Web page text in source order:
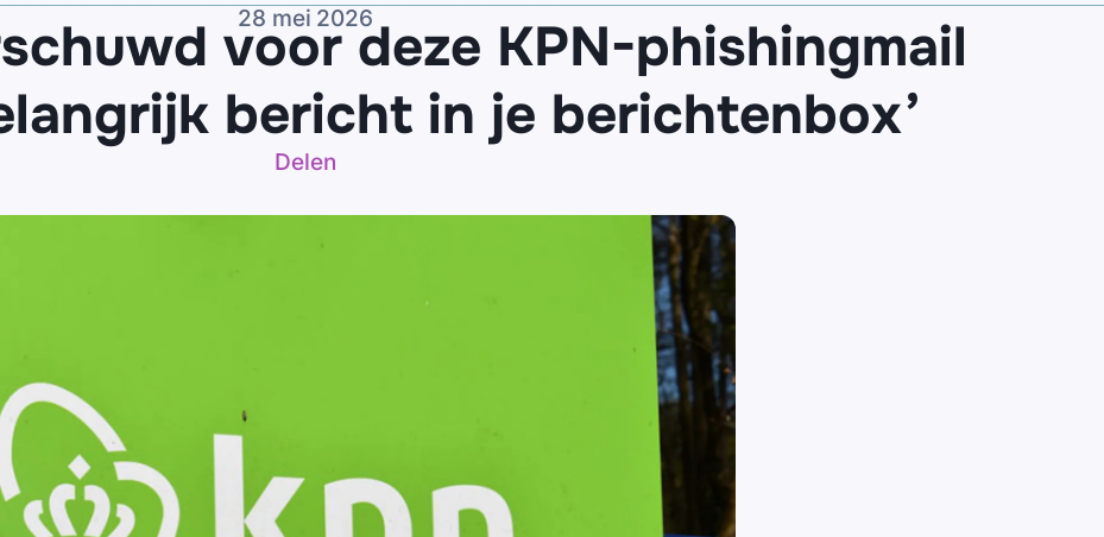
28 mei 2026
voor deze KPN-phishingmail
bericht in je berichtenbox’
Delen